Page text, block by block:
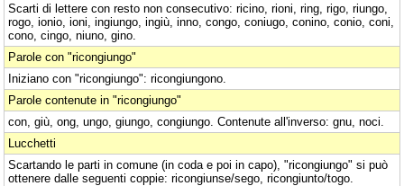
Scarti di lettere con resto non consecutivo: ricino, rioni, ring, rigo, riungo,
rogo, ionio, ioni, ingiungo, ingiù, inno, congo, coniugo, conino, conio, coni,
cono, cingo, niuno, gino.
Parole con "ricongiungo"
Iniziano con "ricongiungo": ricongiungono.
Parole contenute in "ricongiungo"
con, giù, ong, ungo, giungo, congiungo. Contenute all'inverso: gnu, noci.
Lucchetti
Scartando le parti in comune (in coda e poi in capo), "ricongiungo" si può
ottenere dalle seguenti coppie: ricongiunse/sego, ricongiunto/togo.